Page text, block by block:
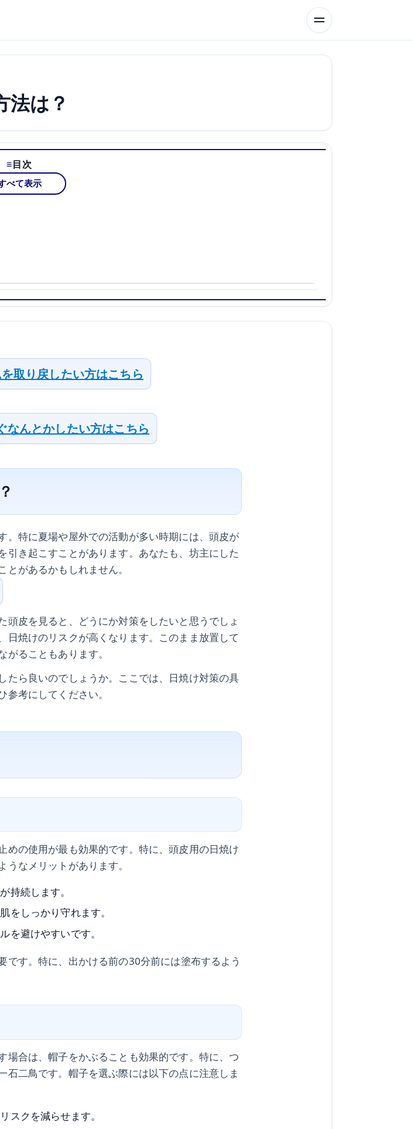
法は？
目次
べて表示
取り戻したい方はこちら
なんとかしたい方はこちら
。特に夏場や屋外での活動が多い時期には、頭皮が
引き起こすことがあります。あなたも、坊主にした
があるかもしれません。
皮を見ると、どうにか対策をしたいと思うでしょ
日焼けのリスクが高くなります。このまま放置して
ることもあります。
たら良いのでしょうか。ここでは、日焼け対策の具
考にしてください。
めの使用が最も効果的です。特に、頭皮用の日焼け
なメリットがあります。
持続します。
をしっかり守れます。
を避けやすいです。
です。特に、出かける前の30分前には塗布するよう
場合は、帽子をかぶることも効果的です。特に、つ
二鳥です。帽子を選ぶ際には以下の点に注意しま
スクを減らせます。